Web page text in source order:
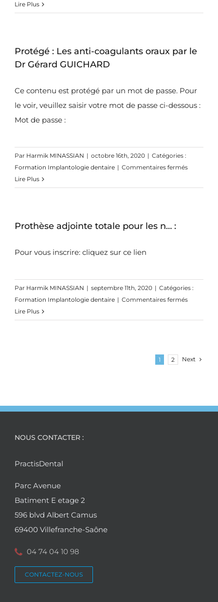
flux
les
Jérôme
Lire Plus
Protégé : Les anti-coagulants oraux par le
Dr Gérard GUICHARD
Ce contenu est protégé par un mot de passe. Pour
le voir, veuillez saisir votre mot de passe ci-dessous :
Mot de passe :
Par Harmik MINASSIAN | octobre 16th, 2020 | Catégories :
Formation Implantologie dentaire | Commentaires ferméssur
Les
Lire Plus
Prothèse adjointe totale pour les n… :
Pour vous inscrire: cliquez sur ce lien
Par Harmik MINASSIAN | septembre 11th, 2020 | Catégories :
Formation Implantologie dentaire | Commentaires ferméssur
adjointe
les
Lire Plus
1 2 Next
NOUS CONTACTER :
PractisDental
Parc Avenue
Batiment E etage 2
596 blvd Albert Camus
69400 Villefranche-Saône
04 74 04 10 98
CONTACTEZ-NOUS